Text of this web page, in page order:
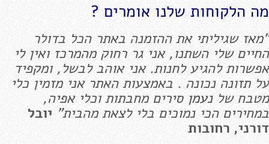
מה הלקוחות שלנו אומרים ?
"מאז שגיליתי את ההזמנה באתר הכל בדולר
החיים שלי השתנו, אני גר רחוק מהמרכז ואין לי
אפשרות להגיע לחנות. אני אוהב לבשל, ומקפיד
על תזונה נכונה . באמצעות האתר אני מזמין כלי
מטבח שלנעמןסירים מחבתות וכלי אפיה,
במחירים הכי נמוכים בלי לצאת מהבית" יובל
דורני, רחובות